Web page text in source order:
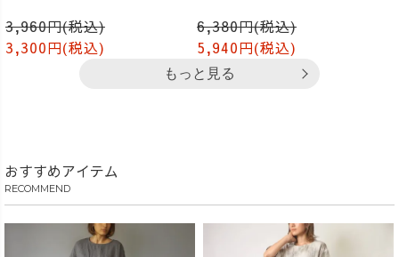
3,960円(税込)
3,300円(税込)
6,380円(税込)
5,940円(税込)
もっと見る
おすすめアイテム
RECOMMEND